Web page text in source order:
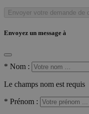
Envoyer votre demande de
Envoyez un message à
* Nom :
Le champs nom est requis
* Prénom :